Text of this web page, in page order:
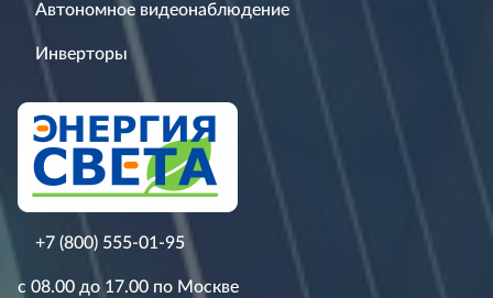
Автономное видеонаблюдение
Инверторы
+7 (800) 555-01-95
с 08.00 до 17.00 по Москве